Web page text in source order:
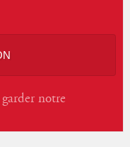
notre